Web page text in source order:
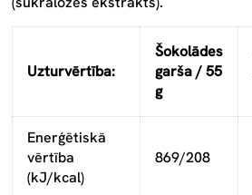
Uzturvērtība:
Šokolādes
garša / 55
g
Enerģētiskā
vērtība
(kJ/kcal)
869/208